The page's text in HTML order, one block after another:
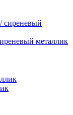
металлик